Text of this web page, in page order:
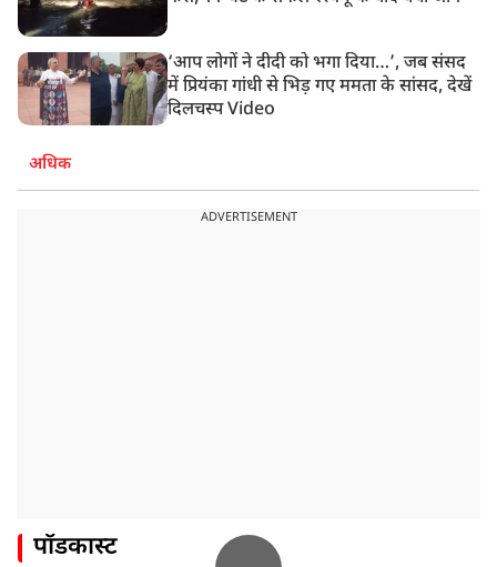
‘आप लोगों ने दीदी को भगा दिया…’, जब संसद
में प्रियंका गांधी से भिड़ गए ममता के सांसद, देखें
दिलचस्प Video
अधिक
ADVERTISEMENT
पॉडकास्ट